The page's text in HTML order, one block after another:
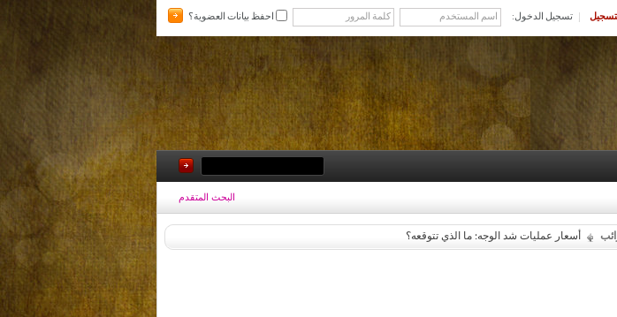
تسجيل الدخول: احفظ بيانات العضوية؟
البحث المتقدم
أسعار عمليات شد الوجه: ما الذي تتوقعه؟